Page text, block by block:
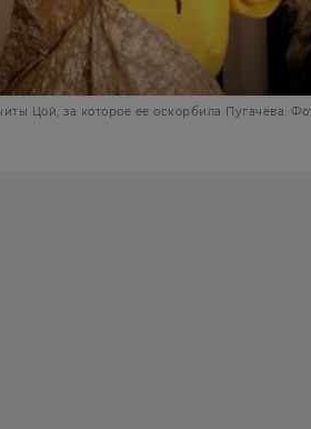
Цой, за которое ее оскорбила Пугачева.